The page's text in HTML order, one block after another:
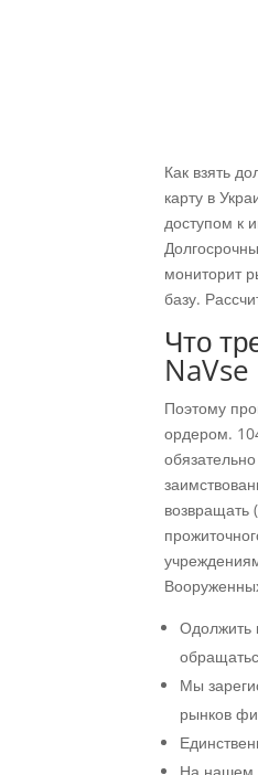
Как взять
карту в
доступом к
мониторит
базу.
Что
NaVse
Поэтому
ордером.
возвращать
Одолжить
Мы
рынков